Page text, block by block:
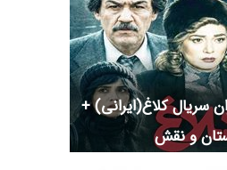
سریال کلاغ(ایرانی) +
و نقش